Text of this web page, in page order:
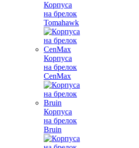
Корпуса
на брелок
Tomahawk
Корпуса
на брелок
CenMax
Корпуса
на брелок
Bruin